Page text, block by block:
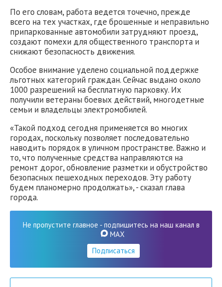
По его словам, работа ведется точечно, прежде
всего на тех участках, где брошенные и неправильно
припаркованные автомобили затрудняют проезд,
создают помехи для общественного транспорта и
снижают безопасность движения.
Особое внимание уделено социальной поддержке
льготных категорий граждан. Сейчас выдано около
1000 разрешений на бесплатную парковку. Их
получили ветераны боевых действий, многодетные
семьи и владельцы электромобилей.
«Такой подход сегодня применяется во многих
городах, поскольку позволяет последовательно
наводить порядок в уличном пространстве. Важно и
то, что полученные средства направляются на
ремонт дорог, обновление разметки и обустройство
безопасных пешеходных переходов. Эту работу
будем планомерно продолжать», - сказал глава
города.
Не пропустите главное - подпишитесь на наш канал в
MAX
Подписаться